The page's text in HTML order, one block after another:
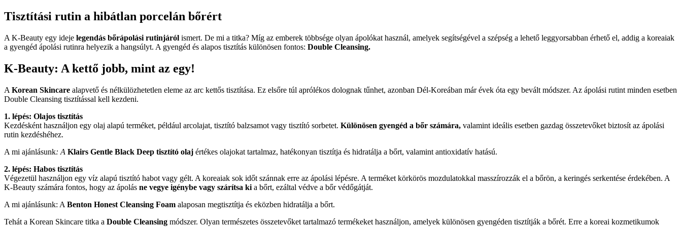
Tisztítási rutin a hibátlan porcelán bőrért
A K-Beauty egy ideje legendás bőrápolási rutinjáról ismert. De mi a titka? Míg az emberek többsége olyan ápolókat használ, amelyek segítségével a szépség a lehető leggyorsabban érhető el, addig a koreaiak
a gyengéd ápolási rutinra helyezik a hangsúlyt. A gyengéd és alapos tisztítás különösen fontos: Double Cleansing.
K-Beauty: A kettő jobb, mint az egy!
A Korean Skincare alapvető és nélkülözhetetlen eleme az arc kettős tisztítása. Ez elsőre túl aprólékos dolognak tűnhet, azonban Dél-Koreában már évek óta egy bevált módszer. Az ápolási rutint minden esetben
Double Cleansing tisztítással kell kezdeni.
1. lépés: Olajos tisztítás
Kezdésként használjon egy olaj alapú terméket, például arcolajat, tisztító balzsamot vagy tisztító sorbetet. Különösen gyengéd a bőr számára, valamint ideális esetben gazdag összetevőket biztosít az ápolási
rutin kezdéshéhez.
A mi ajánlásunk: A Klairs Gentle Black Deep tisztító olaj értékes olajokat tartalmaz, hatékonyan tisztítja és hidratálja a bőrt, valamint antioxidatív hatású.
2. lépés: Habos tisztítás
Végezetül használjon egy víz alapú tisztító habot vagy gélt. A koreaiak sok időt szánnak erre az ápolási lépésre. A terméket körkörös mozdulatokkal masszírozzák el a bőrön, a keringés serkentése érdekében. A
K-Beauty számára fontos, hogy az ápolás ne vegye igénybe vagy szárítsa ki a bőrt, ezáltal védve a bőr védőgátját.
A mi ajánlásunk: A Benton Honest Cleansing Foam alaposan megtisztítja és eközben hidratálja a bőrt.
Tehát a Korean Skincare titka a Double Cleansing módszer. Olyan természetes összetevőket tartalmazó termékeket használjon, amelyek különösen gyengéden tisztítják a bőrét. Erre a koreai kozmetikumok